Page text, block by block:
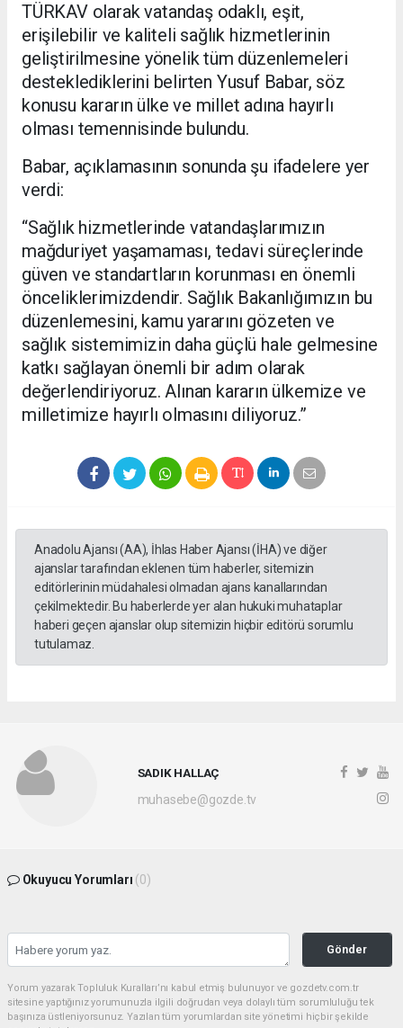
TÜRKAV olarak vatandaş odaklı, eşit,
erişilebilir ve kaliteli sağlık hizmetlerinin
geliştirilmesine yönelik tüm düzenlemeleri
desteklediklerini belirten Yusuf Babar, söz
konusu kararın ülke ve millet adına hayırlı
olması temennisinde bulundu.
Babar, açıklamasının sonunda şu ifadelere yer
verdi:
“Sağlık hizmetlerinde vatandaşlarımızın
mağduriyet yaşamaması, tedavi süreçlerinde
güven ve standartların korunması en önemli
önceliklerimizdendir. Sağlık Bakanlığımızın bu
düzenlemesini, kamu yararını gözeten ve
sağlık sistemimizin daha güçlü hale gelmesine
katkı sağlayan önemli bir adım olarak
değerlendiriyoruz. Alınan kararın ülkemize ve
milletimize hayırlı olmasını diliyoruz.”
Anadolu Ajansı (AA), İhlas Haber Ajansı (İHA) ve diğer
ajanslar tarafından eklenen tüm haberler, sitemizin
editörlerinin müdahalesi olmadan ajans kanallarından
çekilmektedir. Bu haberlerde yer alan hukuki muhataplar
haberi geçen ajanslar olup sitemizin hiçbir editörü sorumlu
tutulamaz.
SADIK HALLAÇ
muhasebe@gozde.tv
Okuyucu Yorumları (0)
Gönder
Yorum yazarak Topluluk Kuralları’nı kabul etmiş bulunuyor ve gozdetv.com.tr
sitesine yaptığınız yorumunuzla ilgili doğrudan veya dolaylı tüm sorumluluğu tek
başınıza üstleniyorsunuz. Yazılan tüm yorumlardan site yönetimi hiçbir şekilde